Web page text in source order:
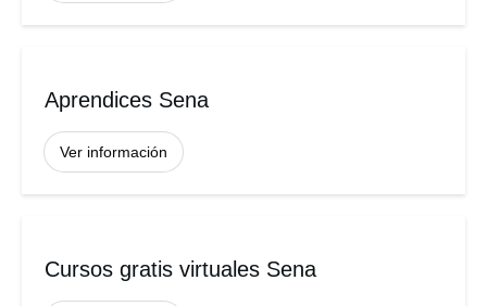
Aprendices Sena
Ver información
Cursos gratis virtuales Sena